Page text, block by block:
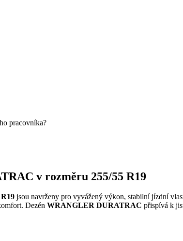
pracovníka?
v rozměru 255/55 R19
jsou navrženy pro vyvážený výkon, stabilní jízdní
Dezén WRANGLER DURATRAC přispívá k